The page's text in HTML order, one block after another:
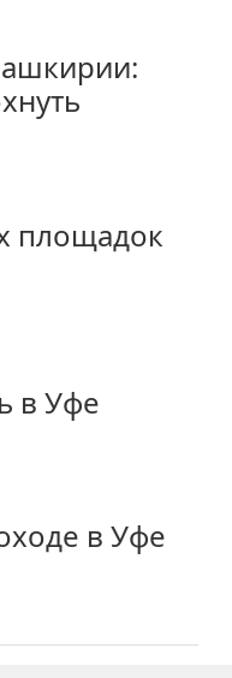
площадок
в Уфе
в Уфе